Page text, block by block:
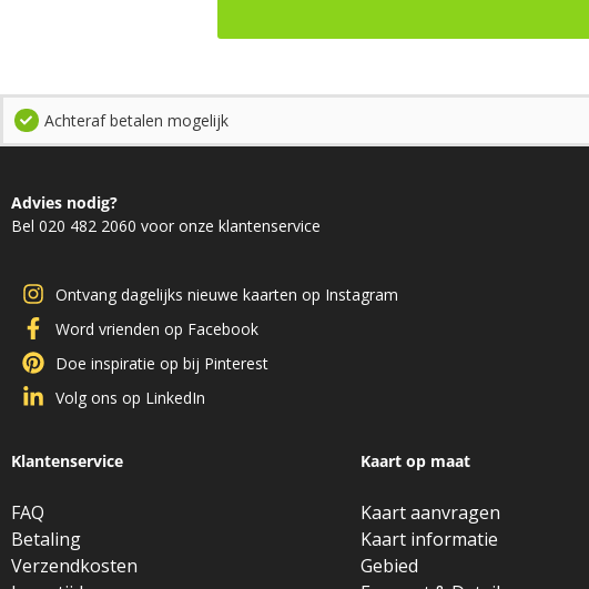
Achteraf betalen mogelijk
Advies nodig?
Bel 020 482 2060 voor onze klantenservice
Ontvang dagelijks nieuwe kaarten op Instagram
Word vrienden op Facebook
Doe inspiratie op bij Pinterest
Volg ons op LinkedIn
Klantenservice
FAQ
Betaling
Verzendkosten
Kaart op maat
Kaart aanvragen
Kaart informatie
Gebied